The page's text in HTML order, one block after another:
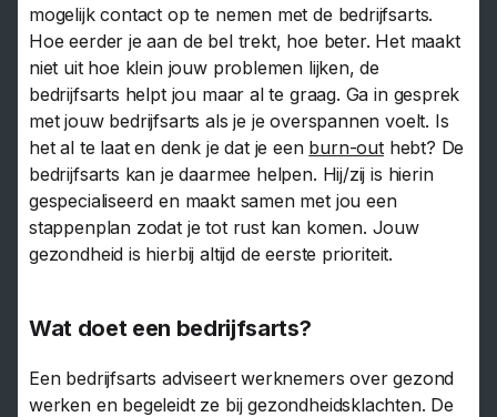
mogelijk contact op te nemen met de bedrijfsarts.
Hoe eerder je aan de bel trekt, hoe beter. Het maakt
niet uit hoe klein jouw problemen lijken, de
bedrijfsarts helpt jou maar al te graag. Ga in gesprek
met jouw bedrijfsarts als je je overspannen voelt. Is
het al te laat en denk je dat je een burn-outhebt? De
bedrijfsarts kan je daarmee helpen. Hij/zij is hierin
gespecialiseerd en maakt samen met jou een
stappenplan zodat je tot rust kan komen. Jouw
gezondheid is hierbij altijd de eerste prioriteit.
Wat doet een bedrijfsarts?
Een bedrijfsarts adviseert werknemers over gezond
werken en begeleidt ze bij gezondheidsklachten. De